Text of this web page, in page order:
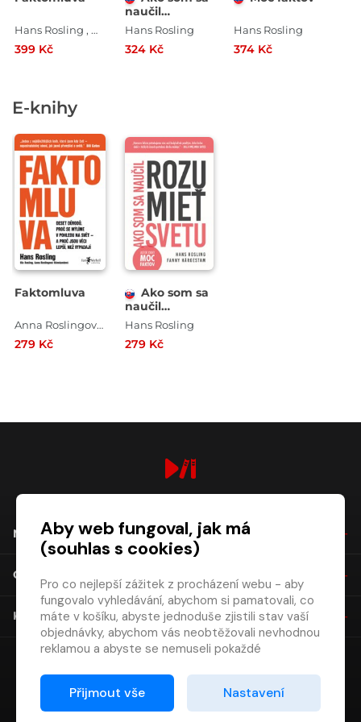
Hans Rosling , Ola Rosling , Anna Roslingová Rönnlundová
399 Kč
naučil
rozumieť svetu
Hans Rosling
324 Kč
Hans Rosling
374 Kč
E-knihy
Faktomluva
Anna Roslingová Rönnlundová , Hans Rosling , Ola Rosling
279 Kč
Ako som sa
naučil
rozumieť
Hans Rosling
279 Kč
NÁKUP
O SPOLEČNOSTI
KONTAKT
Aby web fungoval, jak má
(souhlas s cookies)
Pro co nejlepší zážitek z procházení webu - aby
fungovalo vyhledávání, abychom si pamatovali, co
máte v košíku, abyste jednoduše zjistili stav vaší
objednávky, abychom vás neobtěžovali nevhodnou
reklamou a abyste se nemuseli pokaždé
Proto od vás potřebujeme souhlas se
zpracováním souborů cookies
Přijmout vše Nastavení